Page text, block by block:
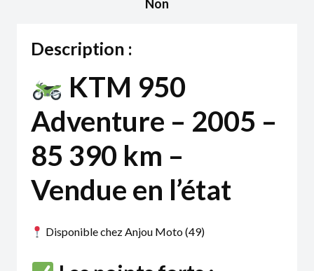
Non
Description :
KTM 950
Adventure – 2005 –
85 390 km –
Vendue en l’état
Disponible chez Anjou Moto (49)